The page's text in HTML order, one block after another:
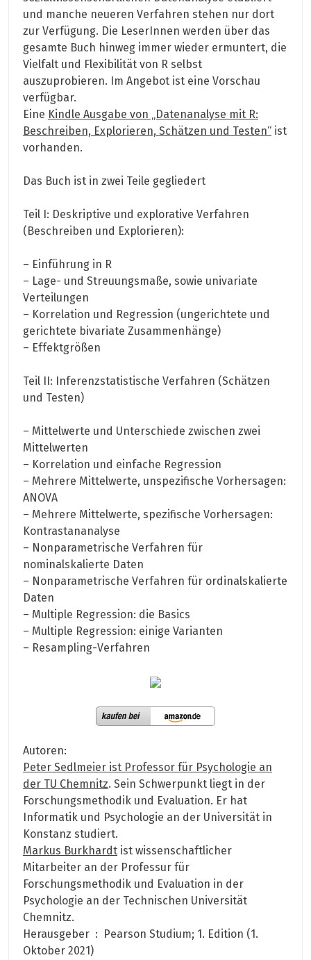
und manche neueren Verfahren stehen nur dort
zur Verfügung. Die LeserInnen werden über das
gesamte Buch hinweg immer wieder ermuntert, die
Vielfalt und Flexibilität von R selbst
auszuprobieren. Im Angebot ist eine Vorschau
verfügbar.
Eine Kindle Ausgabe von „Datenanalyse mit R:
Beschreiben, Explorieren, Schätzen und Testen“ ist
vorhanden.
Das Buch ist in zwei Teile gegliedert
Teil I: Deskriptive und explorative Verfahren
(Beschreiben und Explorieren):
– Einführung in R
– Lage- und Streuungsmaße, sowie univariate
Verteilungen
– Korrelation und Regression (ungerichtete und
gerichtete bivariate Zusammenhänge)
– Effektgrößen
Teil II: Inferenzstatistische Verfahren (Schätzen
und Testen)
– Mittelwerte und Unterschiede zwischen zwei
Mittelwerten
– Korrelation und einfache Regression
– Mehrere Mittelwerte, unspezifische Vorhersagen:
ANOVA
– Mehrere Mittelwerte, spezifische Vorhersagen:
Kontrastananalyse
– Nonparametrische Verfahren für
nominalskalierte Daten
– Nonparametrische Verfahren für ordinalskalierte
Daten
– Multiple Regression: die Basics
– Multiple Regression: einige Varianten
– Resampling-Verfahren
Autoren:
Peter Sedlmeier ist Professor für Psychologie an
der TU Chemnitz. Sein Schwerpunkt liegt in der
Forschungsmethodik und Evaluation. Er hat
Informatik und Psychologie an der Universität in
Konstanz studiert.
Markus Burkhardt ist wissenschaftlicher
Mitarbeiter an der Professur für
Forschungsmethodik und Evaluation in der
Psychologie an der Technischen Universität
Chemnitz.
Herausgeber ‏ : ‎ Pearson Studium; 1. Edition (1.
Oktober 2021)